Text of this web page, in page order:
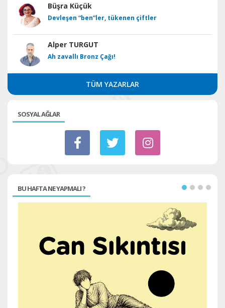
Büşra Küçük
Devleşen “ben”ler, tükenen çiftler
Alper TURGUT
Ah zavallı Bronz Çağı!
TÜM YAZARLAR
SOSYAL AĞLAR
BU HAFTA NE YAPMALI ?